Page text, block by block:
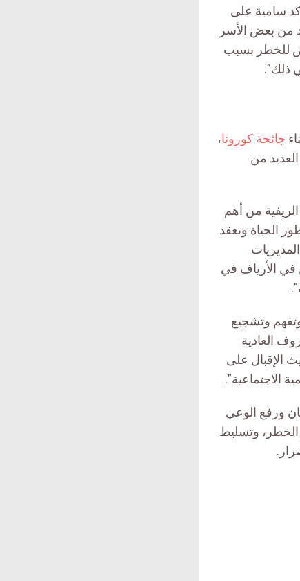
في مديرية التربة بمحافظة تعز في عام 2019، تؤكد سامية على
من بعض الأسر
للخطر بسبب
ذلك”.
جائحة كورونا،
من
الريفية من أهم
الحياة وتعقد
في الأرياف في
وتشجيع
العادية
الإقبال على
الاجتماعية”.
ورفع الوعي
الخطر، وتسليط